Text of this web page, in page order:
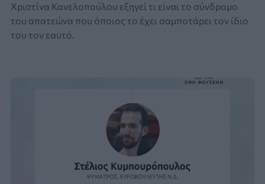
Χριστίνα Κανελοπούλου εξηγεί τι είναι το σύνδρομο
του απατεώνα που όποιος το έχει σαμποτάρει τον ίδιο
του τον εαυτό.